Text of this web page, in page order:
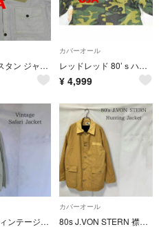
90’ｓ ウエスタン ジャケット 13516c USA製 ビンテージ 00 80
カバーオール
レッドレッド 80’ｓハンティングジャケット 13338c USA製ビンテージ8
¥ 4,999
ジャパンヴィンテージ ホワイトデニムカバーオール ビッグシルエット メタルボタン
カバーオール
80s J.VON STERN 襟切り替えハンティングジャケット 裏地付き